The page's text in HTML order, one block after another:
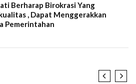
Berharap Birokrasi Yang
, Dapat Menggerakkan
Pemerintahan